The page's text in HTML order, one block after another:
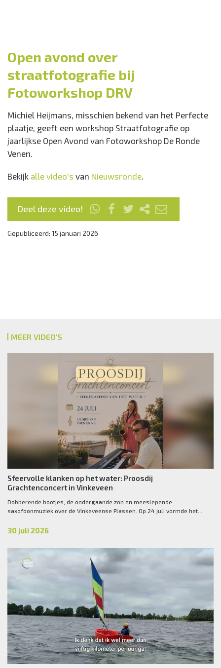
Open avond over
straatfotografie bij
Fotoworkshop DRV
Michiel Heijmans, misschien bekend van het Perfecte
plaatje, geeft een workshop Straatfotografie op
jaarlijkse Open Avond van Fotoworkshop De Ronde
Venen.
Bekijk alle video's van Nieuwsronde.
Deel deze video!
Gepubliceerd: 15 januari 2026
MEER VIDEO'S
Sfeervolle klanken op het water: Proosdij
Grachtenconcert in Vinkeveen
Dobberende bootjes, de ondergaande zon en meeslepende
saxofoonmuziek over de Vinkeveense Plassen. Op 24 juli vormde het...
30 juli 2026